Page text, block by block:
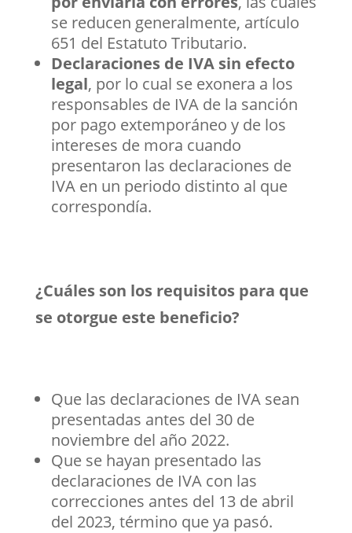
se reducen generalmente, artículo
651 del Estatuto Tributario.
Declaraciones de IVA sin efecto
legal, por lo cual se exonera a los
responsables de IVA de la sanción
por pago extemporáneo y de los
intereses de mora cuando
presentaron las declaraciones de
IVA en un periodo distinto al que
correspondía.
¿Cuáles son los requisitos para que
se otorgue este beneficio?
Que las declaraciones de IVA sean
presentadas antes del 30 de
noviembre del año 2022.
Que se hayan presentado las
declaraciones de IVA con las
correcciones antes del 13 de abril
del 2023, término que ya pasó.